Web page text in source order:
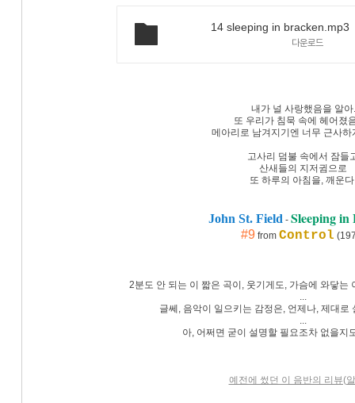
14 sleeping in bracken.mp3
다운로드
내가 널 사랑했음을 알아.
또 우리가 침묵 속에 헤어졌
메아리로 남겨지기엔 너무 근사하
고사리 덤불 속에서 잠들
산새들의 지저귐으로
또 하루의 아침을, 깨운
John St. Field - Sleeping in
#9 from Control
2분도 안 되는 이 짧은 곡이, 웃기게도, 가슴에 와닿는
...
글쎄, 음악이 일으키는 감정은, 언제나, 제대로
...
아, 어쩌면 굳이 설명할 필요조차 없을지
예전에 썼던 이 음반의 리뷰(